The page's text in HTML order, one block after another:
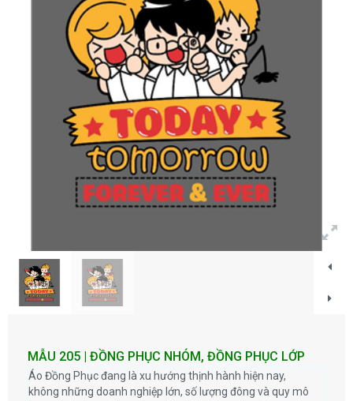
Liên hệ
MẪU 205 | ĐỒNG PHỤC NHÓM, ĐỒNG PHỤC LỚP
Áo Đồng Phục đang là xu hướng thịnh hành hiện nay,
không những doanh nghiệp lớn, số lượng đông và quy mô